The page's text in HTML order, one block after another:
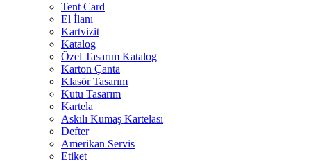
Tent Card
El İlanı
Kartvizit
Katalog
Özel Tasarım Katalog
Karton Çanta
Klasör Tasarım
Kutu Tasarım
Kartela
Askılı Kumaş Kartelası
Defter
Amerikan Servis
Etiket